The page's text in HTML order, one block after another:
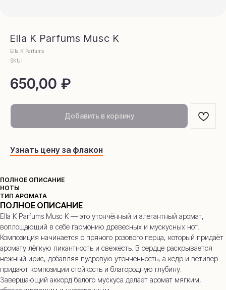
Ella K Parfums Musc K
Ella K Parfums
SKU:
650,00 ₽
Добавить в корзину
Узнать цену за флакон
ПОЛНОЕ ОПИСАНИЕ
НОТЫ
ТИП АРОМАТА
ПОЛНОЕ ОПИСАНИЕ
Ella K Parfums Musc K — это утончённый и элегантный аромат,
воплощающий в себе гармонию древесных и мускусных нот.
Композиция начинается с пряного розового перца, который придаёт
аромату лёгкую пикантность и свежесть. В сердце раскрывается
нежный ирис, добавляя пудровую утонченность, а кедр и ветивер
придают композиции стойкость и благородную глубину.
Завершающий аккорд белого мускуса делает аромат мягким,